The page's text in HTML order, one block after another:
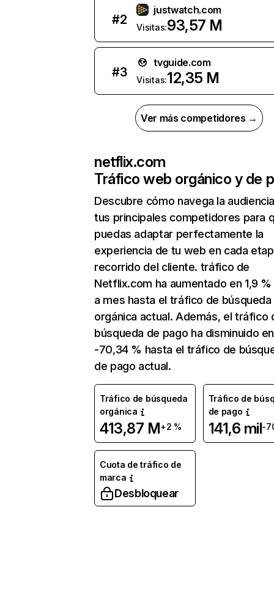
#2
justwatch.com
Visitas:93,57 M
#3
tvguide.com
Visitas:12,35 M
Ver más competidores →
netflix.com
Tráfico web orgánico y de
Descubre cómo navega la
tus principales competidores para
puedas adaptar perfectamente la
experiencia de tu web en cada
recorrido del cliente. tráfico de
Netflix.com ha aumentado en 1,9
a mes hasta el tráfico de búsqueda
orgánica actual. Además, el tráfico
búsqueda de pago ha disminuido en
-70,34 % hasta el tráfico de
de pago actual.
Tráfico de búsqueda
orgánica
413,87 M+2 %
Tráfico de
de pago
141,6 mil-
Cuota de tráfico de
marca
Desbloquear